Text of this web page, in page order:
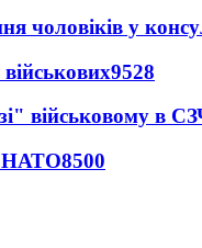
чоловіків у
9528
військовому в
НАТО8500